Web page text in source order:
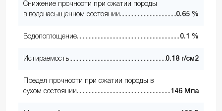
Снижение прочности при сжатии породы
в водонасыщенном состоянии
0.65 %
Водопоглощение 0.1 %
Истираемость 0.18 г/см2
Предел прочности при сжатии породы в
сухом состоянии
146 Мпа